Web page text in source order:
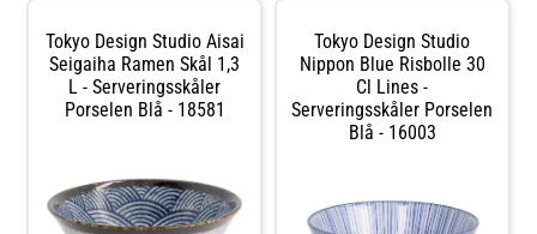
Tokyo Design Studio Aisai
Seigaiha Ramen Skål 1,3
L - Serveringsskåler
Porselen Blå - 18581
Tokyo Design Studio
Nippon Blue Risbolle 30
Cl Lines -
Serveringsskåler Porselen
Blå - 16003